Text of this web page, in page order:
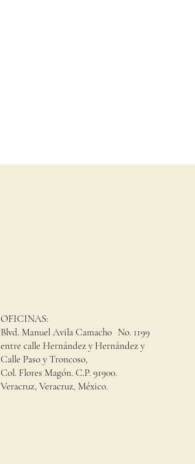
OFICINAS:
Blvd. Manuel Avila Camacho No. 1199
entre calle Hernández y Hernández y
Calle Paso y Troncoso,
Col. Flores Magón. C.P. 91900.
Veracruz, Veracruz, México.